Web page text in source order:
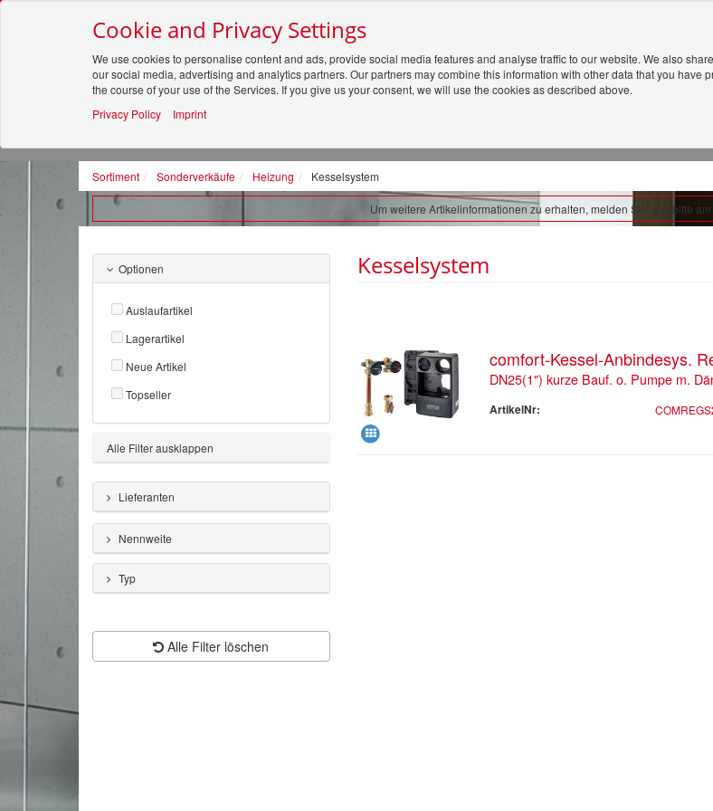
Alle
Sortiment Sonderverkäufe Heizung Kesselsystem
Um weitere Artikelinformationen zu erhalten, melden Sie sich bitte am
Optionen
Auslaufartikel
Lagerartikel
Neue Artikel
Topseller
Alle Filter ausklappen
Lieferanten
Nennweite
Typ
Alle Filter löschen
Kesselsystem
comfort-Kessel-Anbindesys.
DN25(1") kurze Bauf. o. Pumpe m.
ArtikelNr:
Cookie and Privacy Settings
We use cookies to personalise content and ads, provide social media features and analyse traffic to our website. We also
our social media, advertising and analytics partners. Our partners may combine this information with other data that you have
the course of your use of the Services. If you give us your consent, we will use the cookies as described above.
Privacy Policy
Imprint